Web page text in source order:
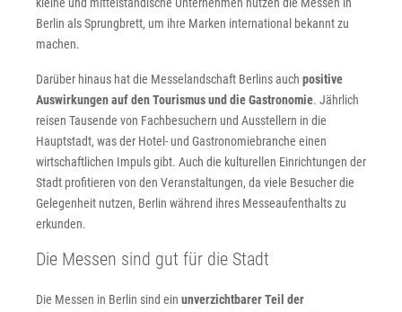
Berlin als Sprungbrett, um ihre Marken international bekannt zu
machen.
Darüber hinaus hat die Messelandschaft Berlins auch positive
Auswirkungen auf den Tourismus und die Gastronomie. Jährlich
reisen Tausende von Fachbesuchern und Ausstellern in die
Hauptstadt, was der Hotel- und Gastronomiebranche einen
wirtschaftlichen Impuls gibt. Auch die kulturellen Einrichtungen der
Stadt profitieren von den Veranstaltungen, da viele Besucher die
Gelegenheit nutzen, Berlin während ihres Messeaufenthalts zu
erkunden.
Die Messen sind gut für die Stadt
Die Messen in Berlin sind ein unverzichtbarer Teil der